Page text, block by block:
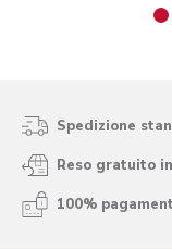
Spedizione
Reso gratuito
100%